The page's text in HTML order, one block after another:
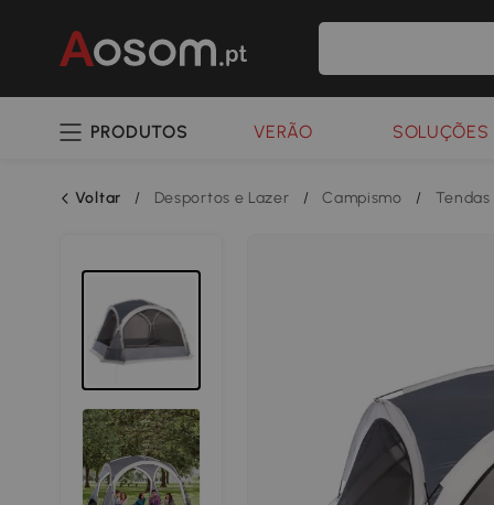
PRODUTOS VERÃO SOLUÇÕES
Voltar / Desportos e Lazer / Campismo /